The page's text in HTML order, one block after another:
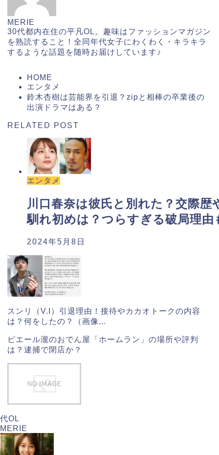
MERIE
30代都内在住の平凡OL。趣味はファッションマガジン
を熟読すること！全同年代女子にわくわく・キラキラ
するような話題を随時お届けしています♪
HOME
エンタメ
鈴木杏樹は芸能界を引退？zipと相棒の卒業後の
出演ドラマはある？
RELATED POST
エンタメ
川口春奈は彼氏と別れた？交際歴
馴れ初めは？つらすぎる破局理由
2024年5月8日
スンリ（V.I）引退理由！接待やカカオトークの内容
は？何をしたの？（画像...
ピエール瀧のおでん屋「ホームラン」の場所や評判
は？逮捕で閉店か？
代OL
MERIE